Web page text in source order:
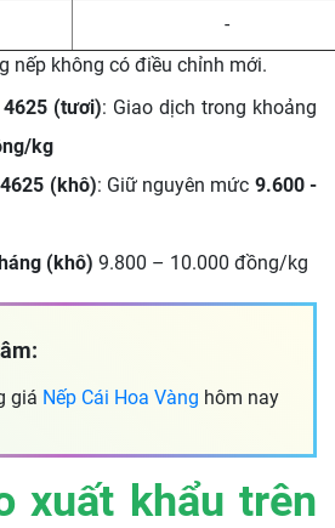
-
nếp không có điều chỉnh mới.
4625 (tươi): Giao dịch trong khoảng
kg
(khô): Giữ nguyên mức 9.600 -
(khô) 9.800 – 10.000 đồng/kg
giá Nếp Cái Hoa Vàng hôm nay
xuất khẩu trên